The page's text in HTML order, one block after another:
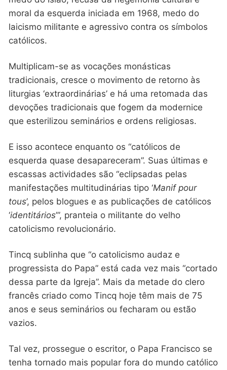
moral da esquerda iniciada em 1968, medo do
laicismo militante e agressivo contra os símbolos
católicos.
Multiplicam-se as vocações monásticas
tradicionais, cresce o movimento de retorno às
liturgias ‘extraordinárias’ e há uma retomada das
devoções tradicionais que fogem da modernice
que esterilizou seminários e ordens religiosas.
E isso acontece enquanto os “católicos de
esquerda quase desapareceram”. Suas últimas e
escassas actividades são “eclipsadas pelas
manifestações multitudinárias tipo ‘Manif pour
tous’, pelos blogues e as publicações de católicos
‘identitários’”, pranteia o militante do velho
catolicismo revolucionário.
Tincq sublinha que “o catolicismo audaz e
progressista do Papa” está cada vez mais “cortado
dessa parte da Igreja”. Mais da metade do clero
francês criado como Tincq hoje têm mais de 75
anos e seus seminários ou fecharam ou estão
vazios.
Tal vez, prossegue o escritor, o Papa Francisco se
tenha tornado mais popular fora do mundo católico